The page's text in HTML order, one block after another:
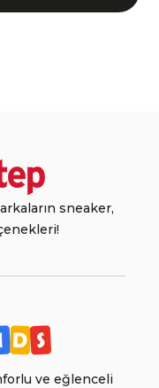
sneaker,
ve eğlenceli